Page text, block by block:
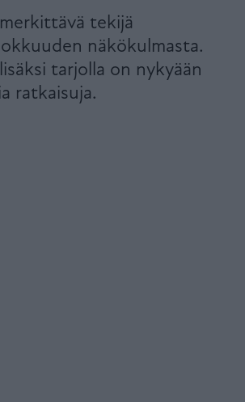
tekijä
näkökulmasta.
tarjolla on nykyään
ratkaisuja.